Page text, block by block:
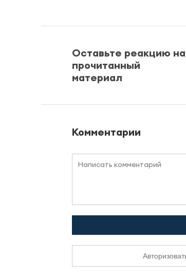
Оставьте реакцию на
прочитанный
материал
Комментарии